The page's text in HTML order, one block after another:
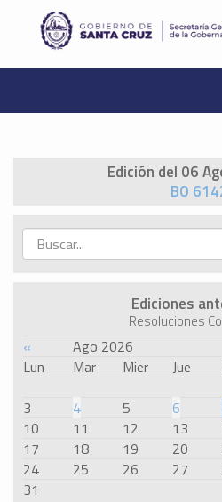
Edición del 06
BO
Ediciones
Resoluciones
« Ago 2026
Lun
Mar Mier Jue
3
4 5 6
10
11 12 13
17
18 19 20
24
25 26 27
31